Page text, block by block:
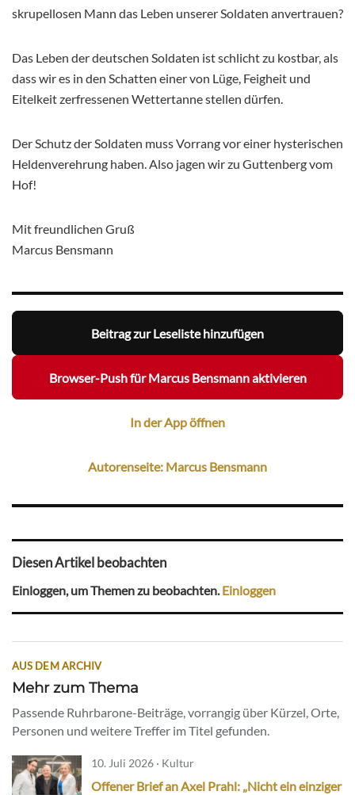
skrupellosen Mann das Leben unserer Soldaten anvertrauen?
Das Leben der deutschen Soldaten ist schlicht zu kostbar, als
dass wir es in den Schatten einer von Lüge, Feigheit und
Eitelkeit zerfressenen Wettertanne stellen dürfen.
Der Schutz der Soldaten muss Vorrang vor einer hysterischen
Heldenverehrung haben. Also jagen wir zu Guttenberg vom
Hof!
Mit freundlichen Gruß
Marcus Bensmann
Beitrag zur Leseliste hinzufügen
Browser-Push für Marcus Bensmann aktivieren
In der App öffnen
Autorenseite: Marcus Bensmann
Diesen Artikel beobachten
Einloggen, um Themen zu beobachten.Einloggen
AUS DEM ARCHIV
Mehr zum Thema
Passende Ruhrbarone-Beiträge, vorrangig über Kürzel, Orte,
Personen und weitere Treffer im Titel gefunden.
10. Juli 2026 · Kultur
Offener Brief an Axel Prahl: „Nicht ein einziger